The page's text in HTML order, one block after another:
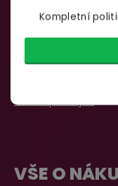
Kompletní
Špitálka 23a Brno,
Více o prodejně
VŠE O